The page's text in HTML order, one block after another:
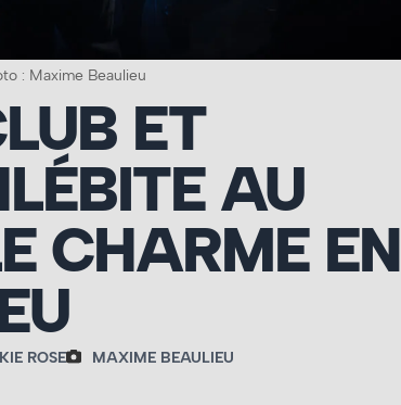
: Maxime Beaulieu
ET
AU
CHARME EN
ROSE MAXIME BEAULIEU